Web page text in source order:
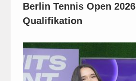
Berlin Tennis Open 2026
Qualifikation